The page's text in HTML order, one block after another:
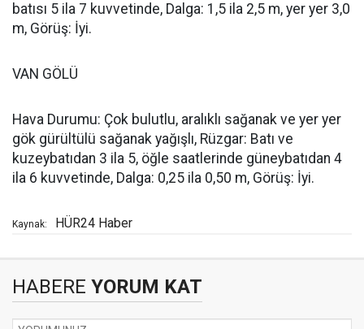
batısı 5 ila 7 kuvvetinde, Dalga: 1,5 ila 2,5 m, yer yer 3,0
m, Görüş: İyi.
VAN GÖLÜ
Hava Durumu: Çok bulutlu, aralıklı sağanak ve yer yer
gök gürültülü sağanak yağışlı, Rüzgar: Batı ve
kuzeybatıdan 3 ila 5, öğle saatlerinde güneybatıdan 4
ila 6 kuvvetinde, Dalga: 0,25 ila 0,50 m, Görüş: İyi.
Kaynak: HÜR24 Haber
HABERE YORUM KAT